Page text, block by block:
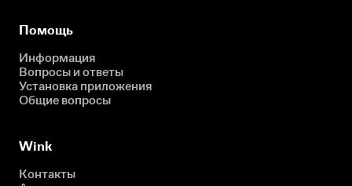
Помощь
Информация
Вопросы и ответы
Установка приложения
Общие вопросы
Wink
Контакты